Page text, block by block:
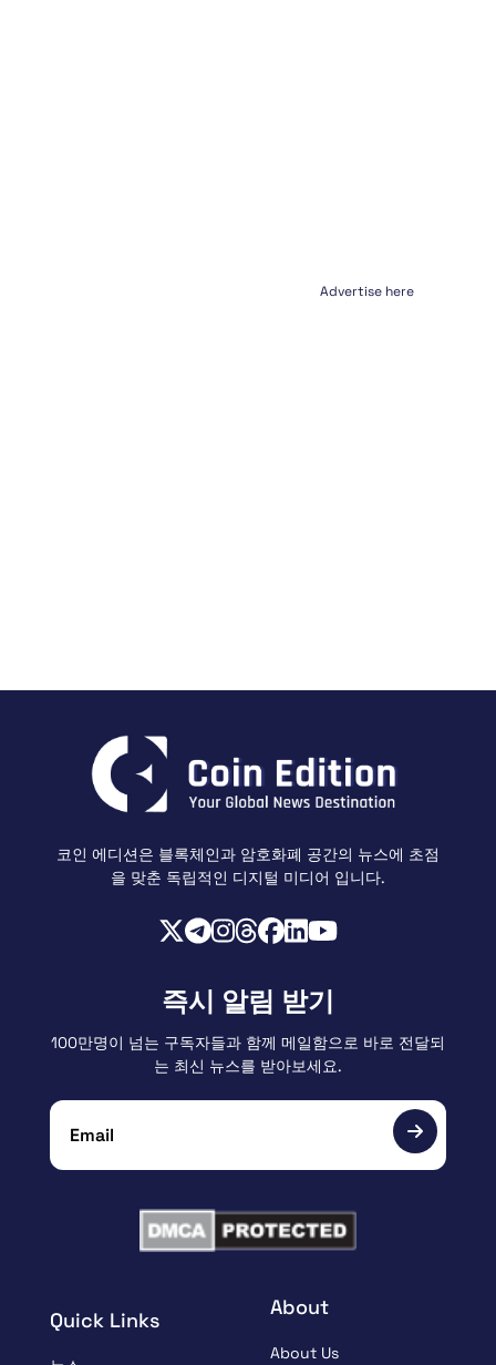
Advertise here
코인 에디션은 블록체인과 암호화폐 공간의 뉴스에 초점
을 맞춘 독립적인 디지털 미디어 입니다.
Quick Links
About
About Us
즉시 알림 받기
100만명이 넘는 구독자들과 함께 메일함으로 바로 전달되
는 최신 뉴스를 받아보세요.